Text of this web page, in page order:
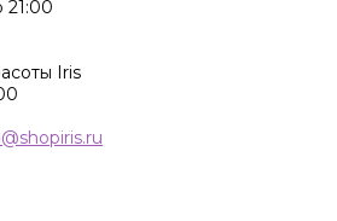
21:00
Iris